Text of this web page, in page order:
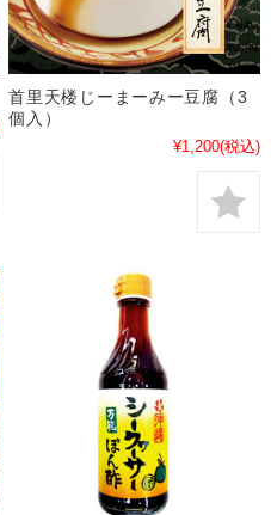
首里天楼じーまーみー豆腐（3
個入）
¥1,200(税込)